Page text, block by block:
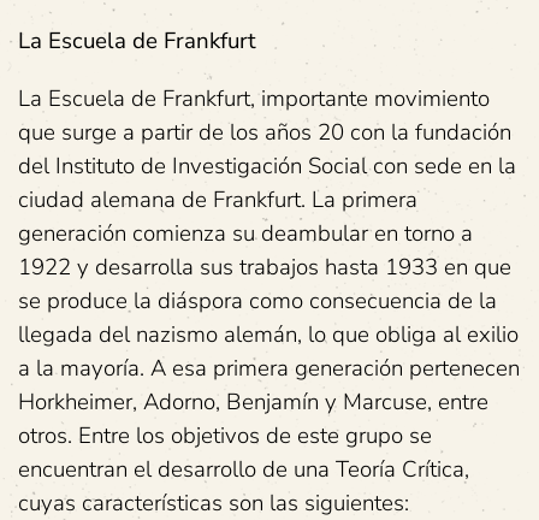
La Escuela de Frankfurt
La Escuela de Frankfurt, importante movimiento
que surge a partir de los años 20 con la fundación
del Instituto de Investigación Social con sede en la
ciudad alemana de Frankfurt. La primera
generación comienza su deambular en torno a
1922 y desarrolla sus trabajos hasta 1933 en que
se produce la diáspora como consecuencia de la
llegada del nazismo alemán, lo que obliga al exilio
a la mayoría. A esa primera generación pertenecen
Horkheimer, Adorno, Benjamín y Marcuse, entre
otros. Entre los objetivos de este grupo se
encuentran el desarrollo de una Teoría Crítica,
cuyas características son las siguientes: